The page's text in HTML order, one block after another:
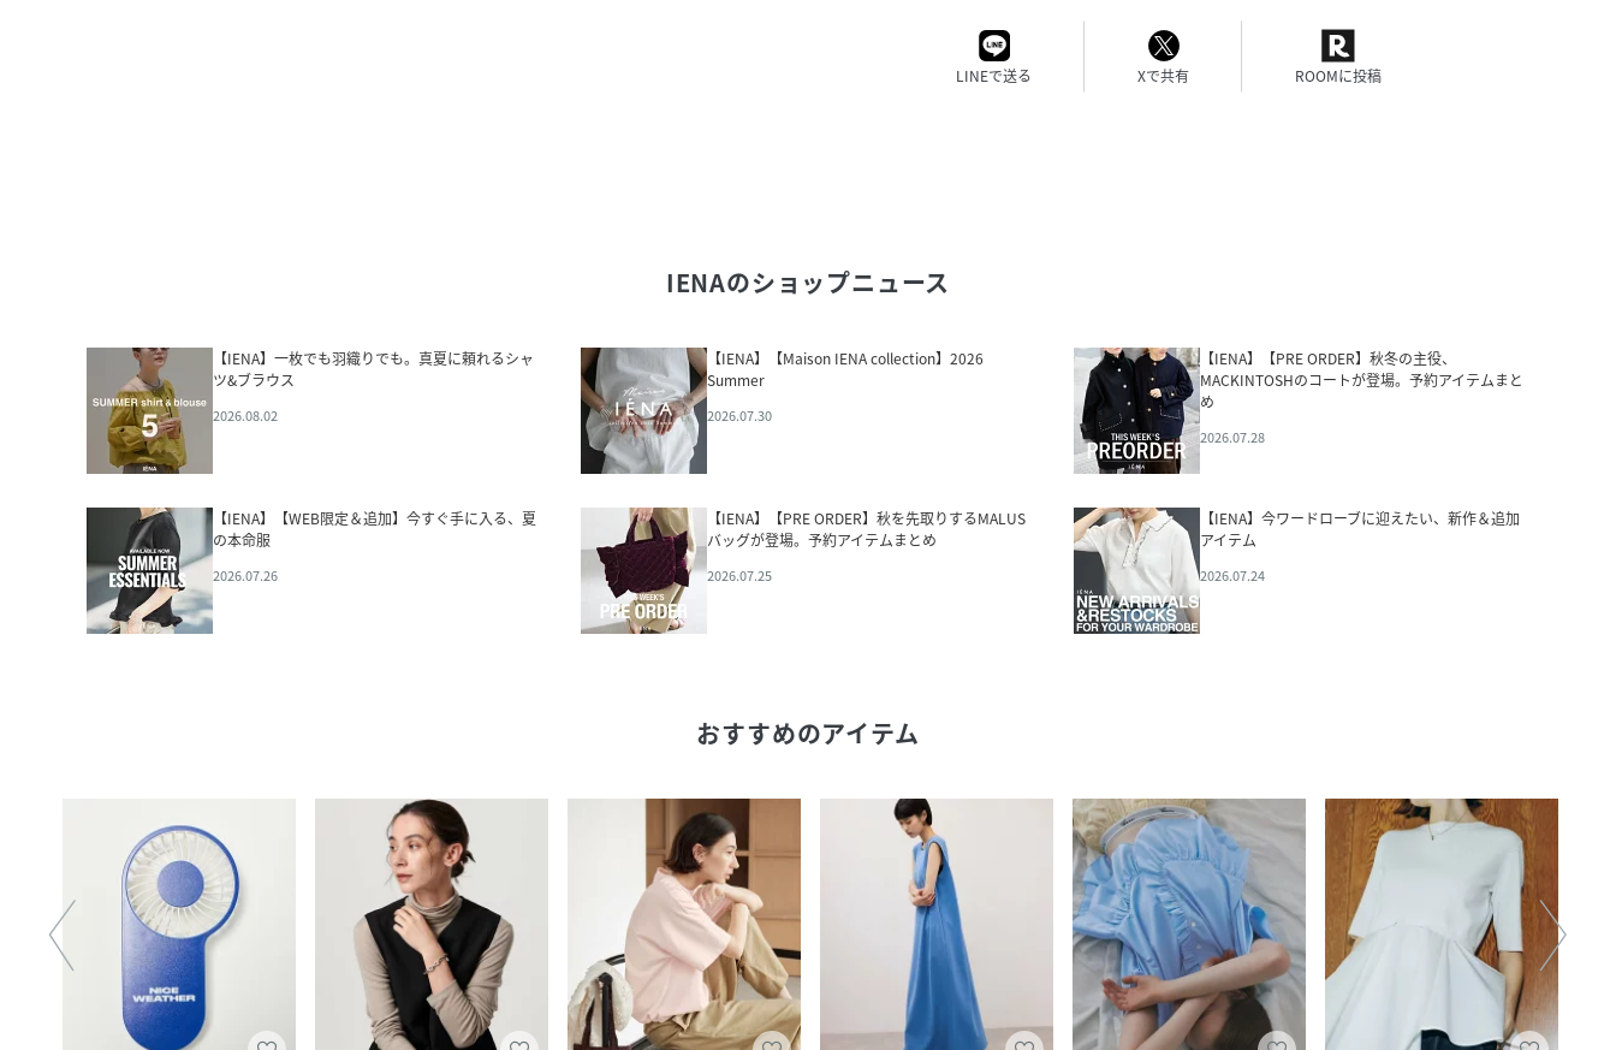
LINEで送る Xで共有 ROOMに投稿
IENAのショップニュース
【IENA】一枚でも羽織りでも。真夏に頼れるシャ
ツ&ブラウス
2026.08.02
【IENA】【Maison IENA collection】2026
Summer
2026.07.30
【IENA】【PRE ORDER】秋冬の主役、
MACKINTOSHのコートが登場。予約アイテムまと
め
2026.07.28
【IENA】【WEB限定＆追加】今すぐ手に入る、夏
の本命服
2026.07.26
【IENA】【PRE ORDER】秋を先取りするMALUS
バッグが登場。予約アイテムまとめ
2026.07.25
【IENA】今ワードローブに迎えたい、新作＆追加
アイテム
2026.07.24
おすすめのアイテム